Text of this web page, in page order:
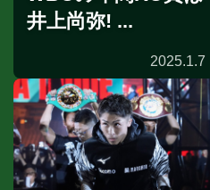
井上尚弥! ...
2025.1.7